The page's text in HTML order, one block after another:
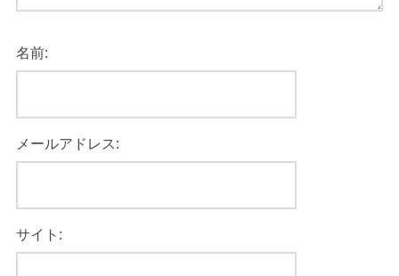
名前:
メールアドレス:
サイト: